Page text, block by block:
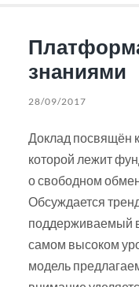
знаниями
28/09/2017
Доклад посвящён
которой лежит
о свободном
Обсуждается
поддерживаемый
самом высоком
модель